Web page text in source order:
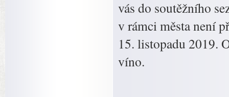
vás do soutěžního
v rámci města není
15. listopadu 2019.
víno.